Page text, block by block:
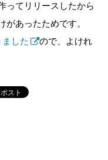
ってリリースしたから
あったためです。
した
ので、よけれ